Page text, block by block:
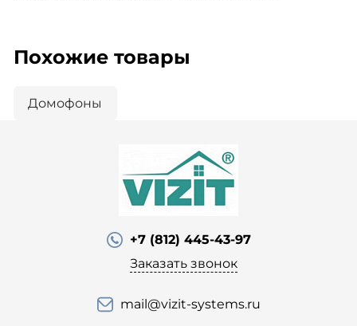
Похожие товары
Домофоны
+7 (812) 445-43-97
Заказать звонок
mail@vizit-systems.ru